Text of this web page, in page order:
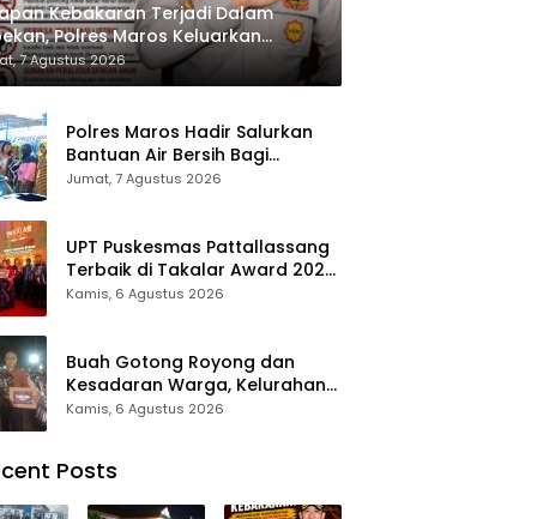
Kebakaran Terjadi Dalam
Polres Maros Keluarkan
kepada Masyarakat
7 Agustus 2026
Polres Maros Hadir Salurkan
Bantuan Air Bersih Bagi
Masyarakat Terdampak Krisis
Jumat, 7 Agustus 2026
UPT Puskesmas Pattallassang
Terbaik di Takalar Award 2026,
Bukti Komitmen Hadirkan
Kamis, 6 Agustus 2026
Buah Gotong Royong dan
Kesadaran Warga, Kelurahan
Patte’ne Menjadi Bintang
Kamis, 6 Agustus 2026
Posts